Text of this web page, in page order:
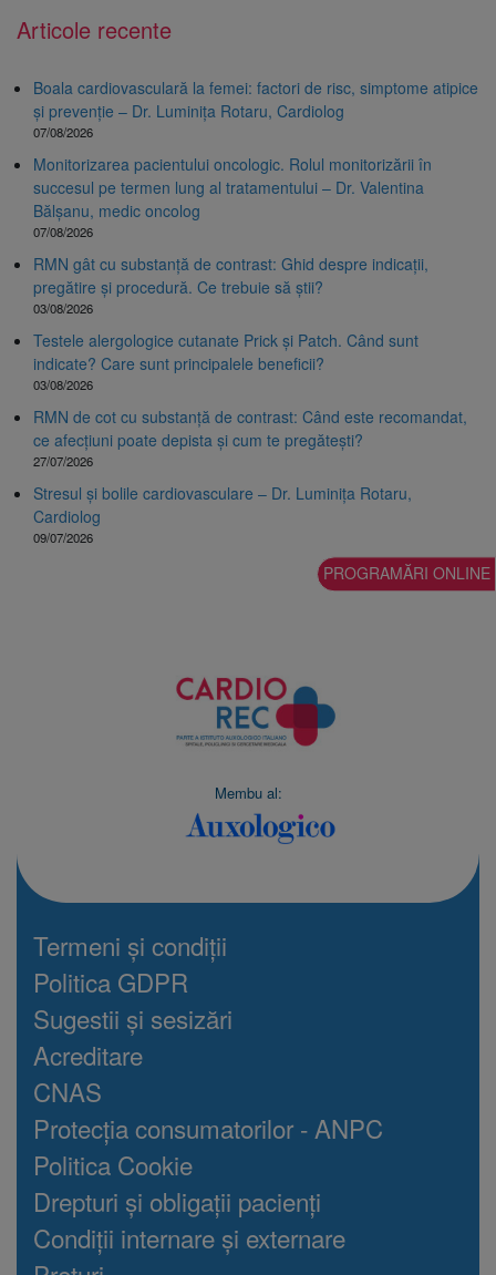
Articole recente
Boala cardiovasculară la femei: factori de risc, simptome atipice
și prevenție – Dr. Luminița Rotaru, Cardiolog
07/08/2026
Monitorizarea pacientului oncologic. Rolul monitorizării în
succesul pe termen lung al tratamentului – Dr. Valentina
Bălșanu, medic oncolog
07/08/2026
RMN gât cu substanță de contrast: Ghid despre indicații,
pregătire și procedură. Ce trebuie să știi?
03/08/2026
Testele alergologice cutanate Prick și Patch. Când sunt
indicate? Care sunt principalele beneficii?
03/08/2026
RMN de cot cu substanță de contrast: Când este recomandat,
ce afecțiuni poate depista și cum te pregătești?
27/07/2026
Stresul și bolile cardiovasculare – Dr. Luminița Rotaru,
Cardiolog
09/07/2026
Membu al:
Termeni și condiții
Politica GDPR
Sugestii și sesizări
Acreditare
CNAS
Protecția consumatorilor - ANPC
Politica Cookie
Drepturi și obligații pacienți
Condiții internare și externare
PROGRAMĂRI ONLINE